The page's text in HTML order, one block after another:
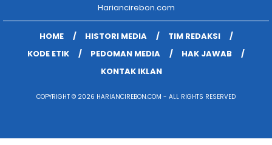
Hariancirebon.com
HOME HISTORI MEDIA
TIM REDAKSI
KODE ETIK
PEDOMAN MEDIA
HAK JAWAB
KONTAK IKLAN
COPYRIGHT © 2026 HARIANCIREBON.COM - ALL RIGHTS RESERVED